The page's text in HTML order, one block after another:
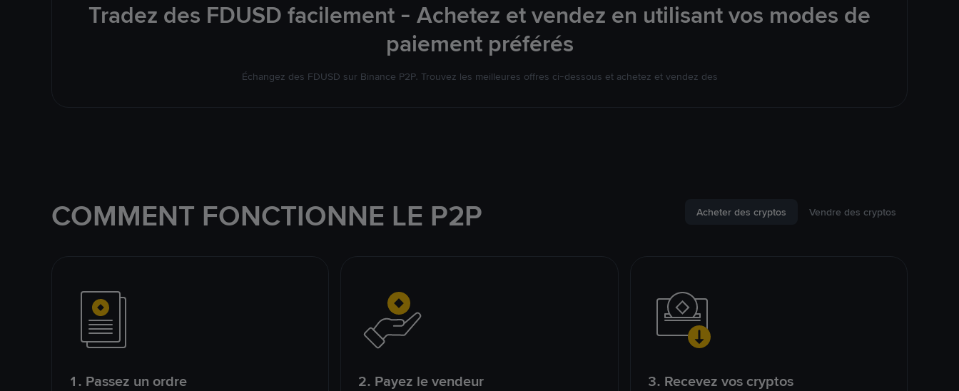
Tradez des FDUSD facilement - Achetez et vendez en utilisant vos modes de
paiement préférés
Échangez des FDUSD sur Binance P2P. Trouvez les meilleures offres ci-dessous et achetez et vendez des
COMMENT FONCTIONNE LE P2P Acheter des cryptos Vendre des cryptos
1. Passez un ordre 2. Payez le vendeur 3. Recevez vos cryptos